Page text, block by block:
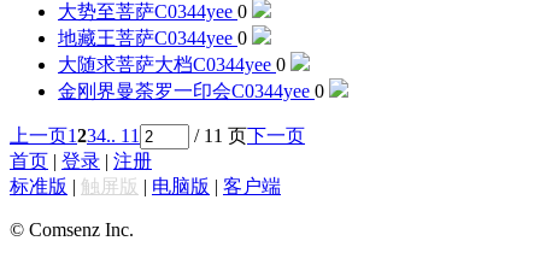
大势至菩萨C0344yee 0
地藏王菩萨C0344yee 0
大随求菩萨大档C0344yee 0
金刚界曼荼罗一印会C0344yee 0
上一页1234.. 11 / 11 页下一页
首页 | 登录 | 注册
标准版 | 触屏版 | 电脑版 | 客户端
© Comsenz Inc.